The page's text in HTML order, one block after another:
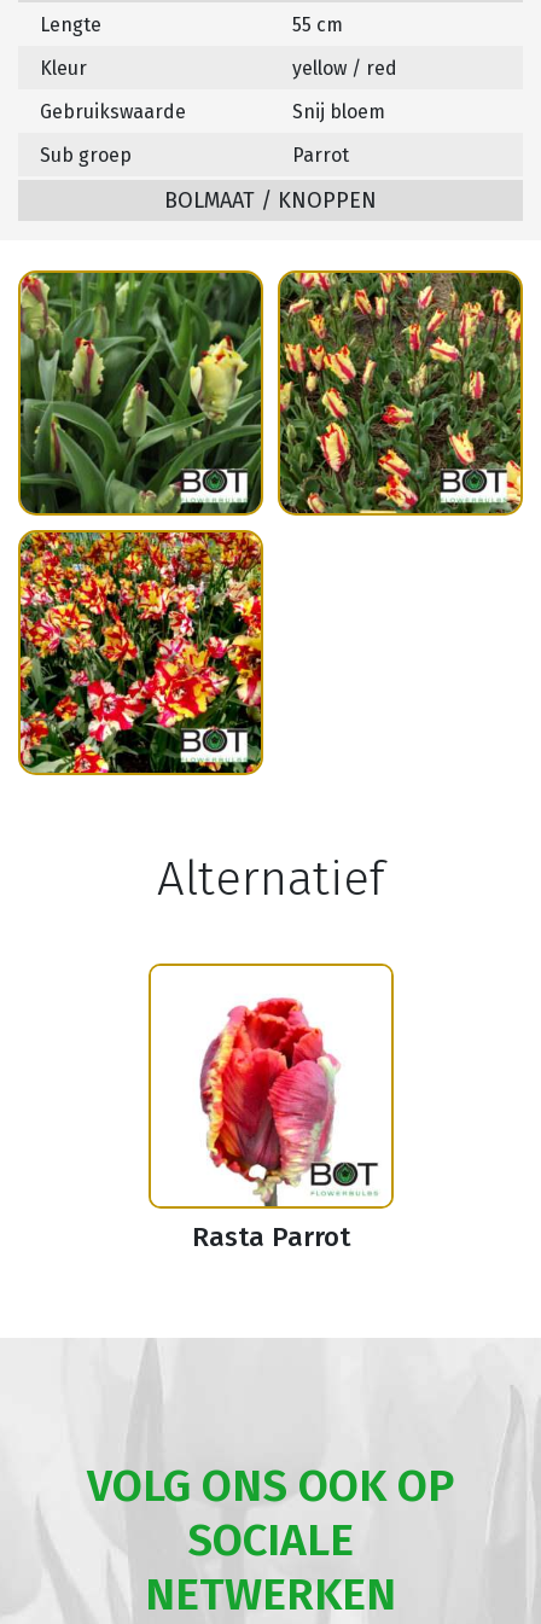
Lengte
55 cm
Kleur
yellow / red
Gebruikswaarde
Snij bloem
Sub groep
Parrot
BOLMAAT / KNOPPEN
Alternatief
Rasta Parrot
VOLG ONS OOK OP
SOCIALE
NETWERKEN